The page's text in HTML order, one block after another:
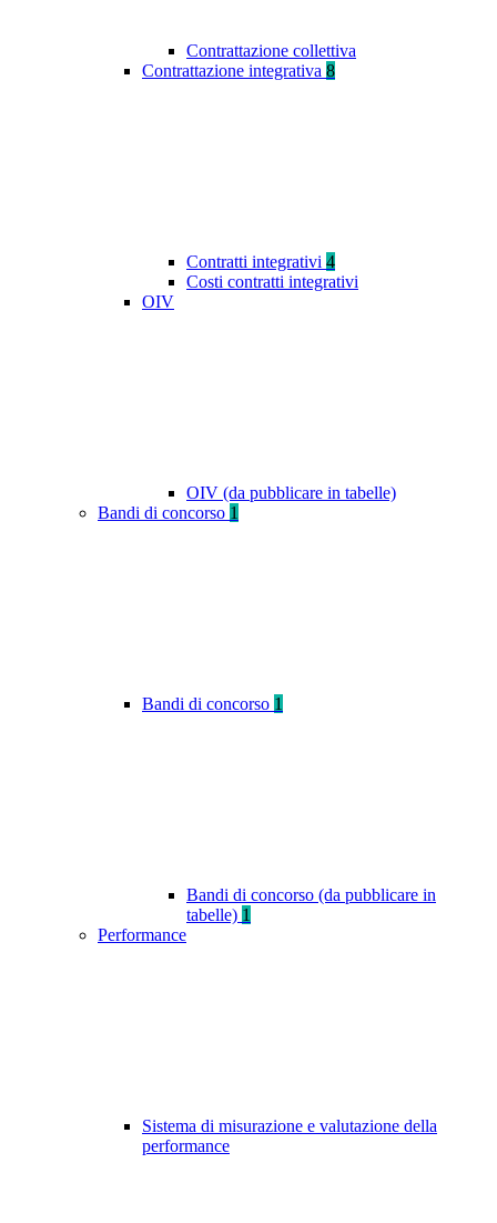
Contrattazione collettiva
Contrattazione integrativa 8
Contratti integrativi 4
Costi contratti integrativi
OIV
OIV (da pubblicare in tabelle)
Bandi di concorso 1
Bandi di concorso 1
Bandi di concorso (da pubblicare in
tabelle) 1
Performance
Sistema di misurazione e valutazione della
performance